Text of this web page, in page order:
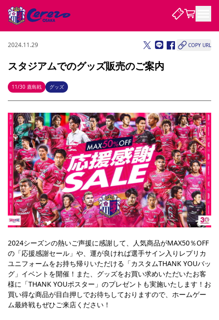
試合・チーム
試合について
試合日程 / 結果 順位表
チームについて
選手・スタッフ スケジュール メディア情報 アクセス レディース
アカデミー ハナサカプレーヤー 歴代所属選手
観戦する
チケット
チケット情報 販売スケジュール 価格・席種 購入方法
シーズンシート 法人シーズンシート 福祉サービス 団体チケット
特定興行入場券 譲渡サービス リセールサービス
観戦ガイド
初めて観戦ガイド キッズ向けサービス グルメ マッチデープログラム
観戦マナー&ルール ビジターサポーター観戦ガイド 公式アプリ
スタジアム
YANMAR HANASAKA STADIUM
DAZNで観戦
DAZNで観戦
アウェイツアー
アウェイツアー
クラブを知る
セレッソ大阪について
クラブ紹介 沿革 シーズン記録 求人情報
サポートする
パートナー企業募集中 セレッソ大阪VISAカード サポートスタッフ
セレッソアイデアちょうだいな 応援商店街
Lise（ライセンスビジネス）
サステナビリティポリシー SDGsのゴール インパクトレポート
活動レポート
SPORT POSITIVE LEAGUES 取り組み実績
スポーツクラブ
スポーツクラブ
ファンクラブ
ファンクラブ
SAKURA SOCIO SAKURA POINT Program 招待券引換方法 先行入場
まいセレチケット 会員規定 婚姻届・出生届・命名書
ニュース
ニュース
ホームタウン
パートナー スポーツクラブ メディア 30周年
レディース
アカデミー
2024.11.29 COPY URL
スタジアムでのグッズ販売のご案内
11/30 鹿島戦 グッズ
2024シーズンの熱いご声援に感謝して、人気商品がMAX50％OFF
の「応援感謝セール」や、運が良ければ選手サイン入りレプリカ
ユニフォームをお持ち帰りいただける「カスタムTHANK YOUバッ
グ」イベントを開催！また、グッズをお買い求めいただいたお客
様に「THANK YOUポスター」のプレゼントも実施いたします！お
買い得な商品が目白押しでお待ちしておりますので、ホームゲー
ム最終戦もぜひご来店ください！